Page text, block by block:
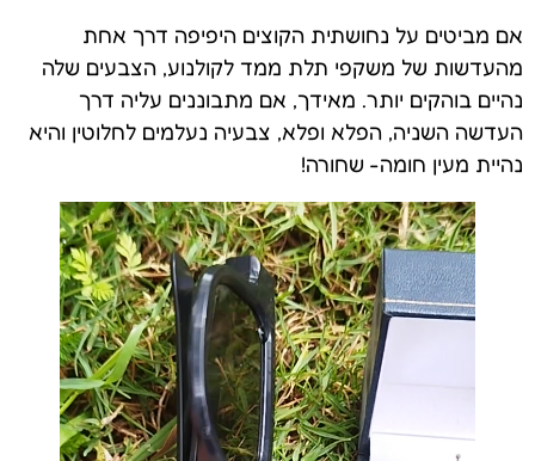
אם מביטים על נחושתית הקוצים היפיפה דרך אחת
מהעדשות של משקפי תלת ממד לקולנוע, הצבעים שלה
נהיים בוהקים יותר. מאידך, אם מתבוננים עליה דרך
העדשה השניה, הפלא ופלא, צבעיה נעלמים לחלוטין והיא
נהיית מעין חומה- שחורה!